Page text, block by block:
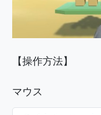
【操作方法】
マウス